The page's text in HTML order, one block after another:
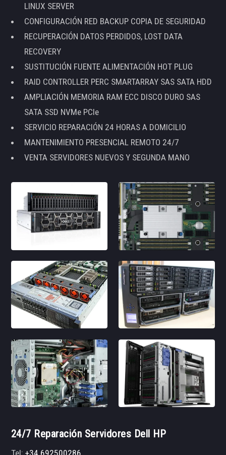
LINUX SERVER
CONFIGURACIÓN RED BACKUP COPIA DE SEGURIDAD
RECUPERACIÓN DATOS PERDIDOS, LOST DATA
RECOVERY
SUSTITUCIÓN FUENTE ALIMENTACIÓN HOT PLUG
RAID CONTROLLER PERC SMARTARRAY SAS SATA HDD
AMPLIACIÓN MEMORIA RAM ECC DISCO DURO SAS
SATA SSD NVMe PCIe
SERVICIO REPARACIÓN 24 HORAS A DOMICILIO
MANTENIMIENTO PRESENCIAL REMOTO 24/7
VENTA SERVIDORES NUEVOS Y SEGUNDA MANO
24/7 Reparación Servidores Dell HP
Tel:+34 692500286